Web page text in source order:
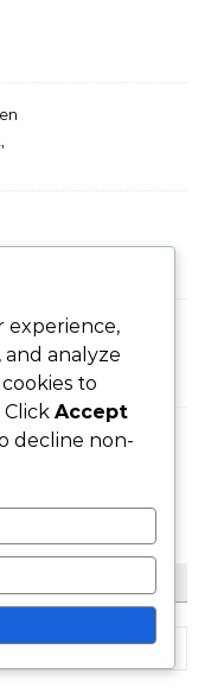
experience,
analyze
to
Click Accept
decline non-